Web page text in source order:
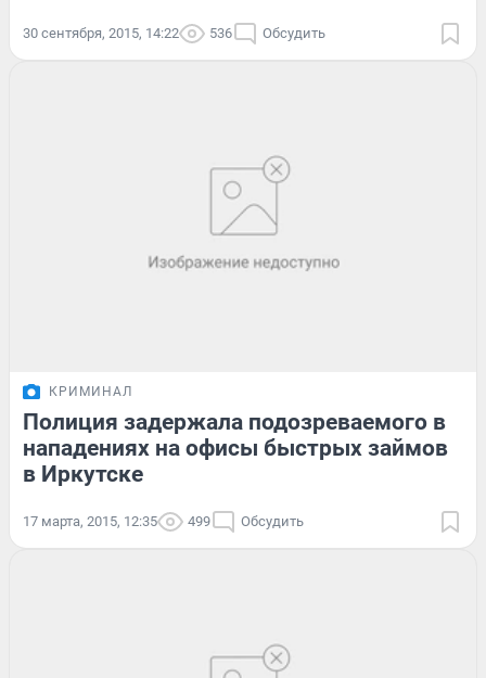
30 сентября, 2015, 14:22 536 Обсудить
КРИМИНАЛ
Полиция задержала подозреваемого в
нападениях на офисы быстрых займов
в Иркутске
17 марта, 2015, 12:35 499 Обсудить